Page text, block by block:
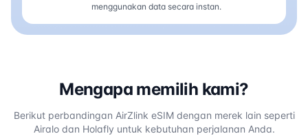
menggunakan data secara instan.
Mengapa memilih kami?
Berikut perbandingan AirZlink eSIM dengan merek lain seperti
Airalo dan Holafly untuk kebutuhan perjalanan Anda.